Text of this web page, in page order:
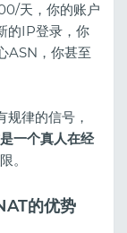
天，你的账户
的IP登录，你
ASN，你甚至
律的信号，
一个真人在经
。
的优势